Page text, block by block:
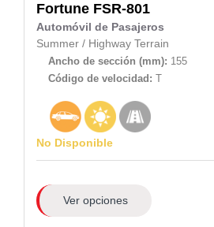
Fortune FSR-801
Automóvil de Pasajeros
Summer / Highway Terrain
Ancho de sección (mm): 155
Código de velocidad: T
No Disponible
Ver opciones